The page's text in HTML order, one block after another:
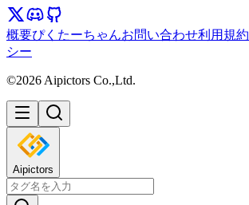
概要ぴくたーちゃんお問い合わせ利用規約
シー
©2026 Aipictors Co.,Ltd.
Aipictors